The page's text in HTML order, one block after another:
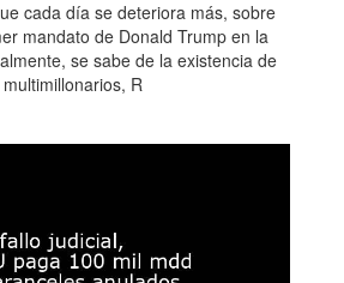
cada día se deteriora más, sobre
mandato de Donald Trump en la
se sabe de la existencia de
R